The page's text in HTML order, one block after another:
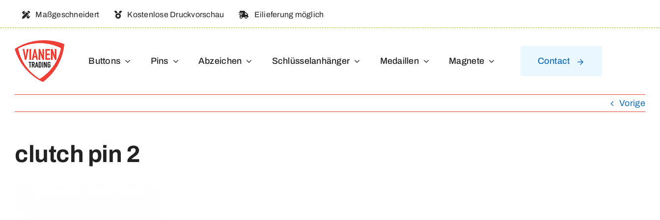
Maßgeschneidert Kostenlose Druckvorschau Eilieferung möglich
Buttons Pins Abzeichen Schlüsselanhänger Medaillen Magnete Contact
Vorige
clutch pin 2